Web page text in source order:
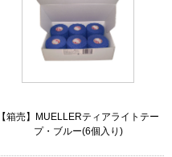
【箱売】MUELLERティアライトテー
プ・ブルー(6個入り)